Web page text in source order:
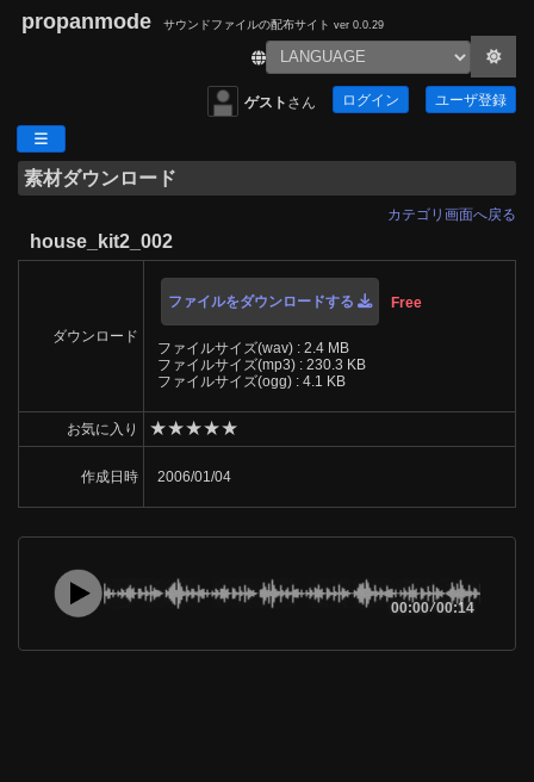
propanmode サウンドファイルの配布サイト ver 0.0.29
ゲスト さん ログイン ユーザ登録
素材ダウンロード
カテゴリ画面へ戻る
house_kit2_002
ダウンロード
ファイルをダウンロードする Free
ファイルサイズ(wav) : 2.4 MB
ファイルサイズ(mp3) : 230.3 KB
ファイルサイズ(ogg) : 4.1 KB
お気に入り ★★★★★
作成日時 2006/01/04
00:00/00:14